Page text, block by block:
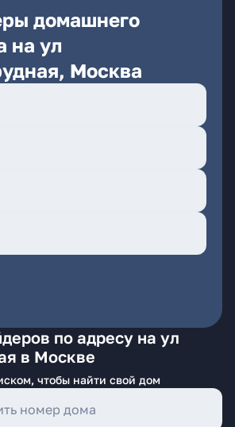
домашнего
на ул
Москва
по адресу на ул
в Москве
чтобы найти свой дом